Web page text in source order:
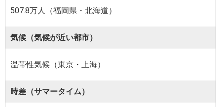
507.8万人（福岡県・北海道）
気候（気候が近い都市）
温帯性気候（東京・上海）
時差（サマータイム）